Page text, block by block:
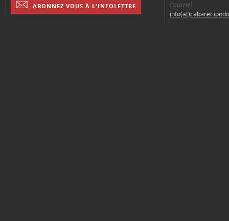
ABONNEZ VOUS À L'INFOLETTRE
Courriel